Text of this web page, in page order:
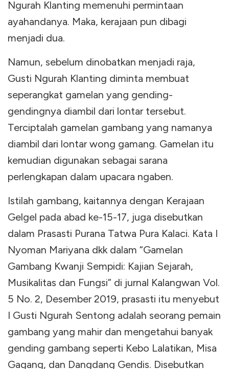
Ngurah Klanting memenuhi permintaan
ayahandanya. Maka, kerajaan pun dibagi
menjadi dua.
Namun, sebelum dinobatkan menjadi raja,
Gusti Ngurah Klanting diminta membuat
seperangkat gamelan yang gending-
gendingnya diambil dari lontar tersebut.
Terciptalah gamelan gambang yang namanya
diambil dari lontar wong gamang. Gamelan itu
kemudian digunakan sebagai sarana
perlengkapan dalam upacara ngaben.
Istilah gambang, kaitannya dengan Kerajaan
Gelgel pada abad ke-15-17, juga disebutkan
dalam Prasasti Purana Tatwa Pura Kalaci. Kata I
Nyoman Mariyana dkk dalam “Gamelan
Gambang Kwanji Sempidi: Kajian Sejarah,
Musikalitas dan Fungsi” di jurnal Kalangwan Vol.
5 No. 2, Desember 2019, prasasti itu menyebut
I Gusti Ngurah Sentong adalah seorang pemain
gambang yang mahir dan mengetahui banyak
gending gambang seperti Kebo Lalatikan, Misa
Gagang, dan Dangdang Gendis. Disebutkan